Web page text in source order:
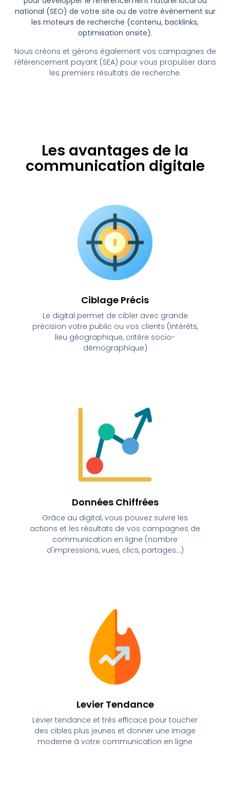
national (SEO) de votre site ou de votre évènement sur
les moteurs de recherche (contenu, backlinks,
optimisation onsite).
Nous créons et gérons également vos campagnes de
référencement payant (SEA) pour vous propulser dans
les premiers résultats de recherche.
Les avantages de la
communication digitale
Ciblage Précis
Le digital permet de cibler avec grande
précision votre public ou vos clients (intérêts,
lieu géographique, critère socio-
démographique)
Données Chiffrées
Grâce au digital, vous pouvez suivre les
actions et les résultats de vos campagnes de
communication en ligne (nombre
d'impressions, vues, clics, partages...)
Levier Tendance
Levier tendance et très efficace pour toucher
des cibles plus jeunes et donner une image
moderne à votre communication en ligne